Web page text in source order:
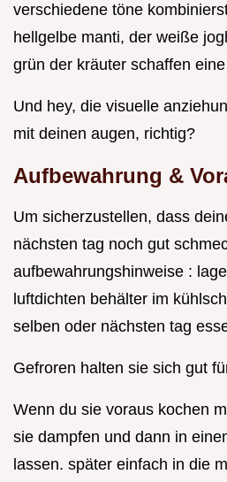
verschiedene töne
hellgelbe manti, der weiße
grün der kräuter schaffen
Und hey, die visuelle
mit deinen augen, richtig?
Aufbewahrung &
Um sicherzustellen, dass
nächsten tag noch gut
aufbewahrungshinweise :
luftdichten behälter im
selben oder nächsten tag
Gefroren halten sie sich gut
Wenn du sie voraus kochen
sie dampfen und dann in
lassen. später einfach in die